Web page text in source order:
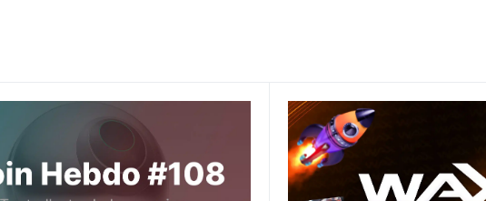
de jetons EOS
crypto de la semaine du 24 juillet 2023 : Coin Hebdo #108
Wax (WAXP) : Qu’est-ce